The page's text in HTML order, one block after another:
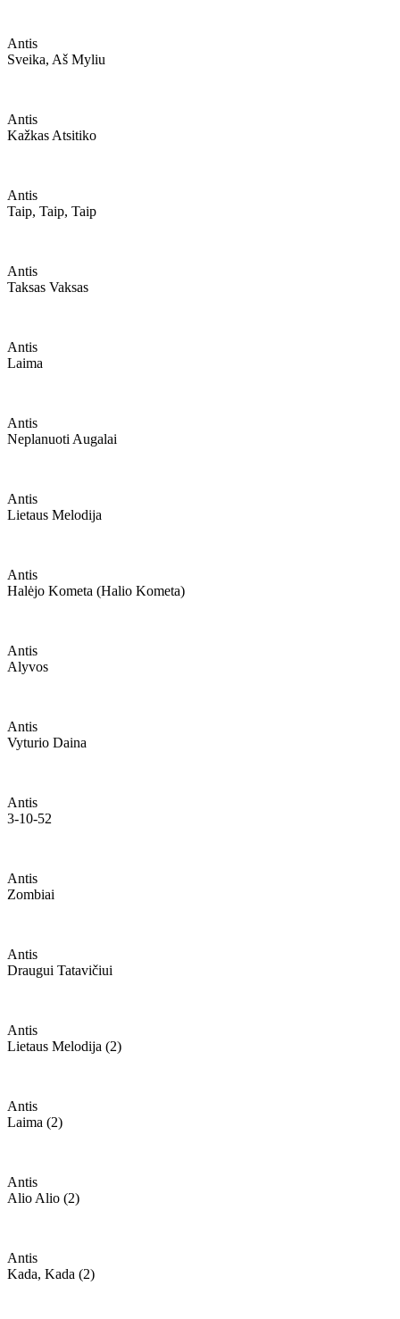
Antis
Sveika, Aš Myliu
Antis
Kažkas Atsitiko
Antis
Taip, Taip, Taip
Antis
Taksas Vaksas
Antis
Laima
Antis
Neplanuoti Augalai
Antis
Lietaus Melodija
Antis
Halėjo Kometa (halio Kometa)
Antis
Alyvos
Antis
Vyturio Daina
Antis
3-10-52
Antis
Zombiai
Antis
Draugui Tatavičiui
Antis
Lietaus Melodija (2)
Antis
Laima (2)
Antis
Alio Alio (2)
Antis
Kada, Kada (2)